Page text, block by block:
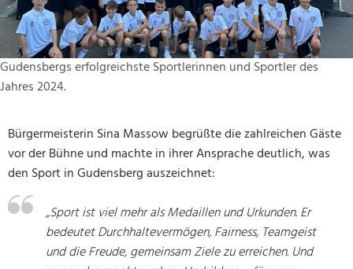
Gudensbergs erfolgreichste Sportlerinnen und Sportler des
Jahres 2024.
Bürgermeisterin Sina Massow begrüßte die zahlreichen Gäste
vor der Bühne und machte in ihrer Ansprache deutlich, was
den Sport in Gudensberg auszeichnet:
„Sport ist viel mehr als Medaillen und Urkunden. Er
bedeutet Durchhaltevermögen, Fairness, Teamgeist
und die Freude, gemeinsam Ziele zu erreichen. Und